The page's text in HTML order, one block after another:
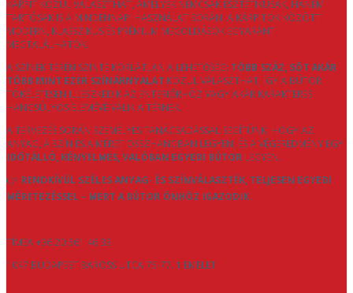
KÁRPIT KÖZÜL VÁLASZTHAT, AMELYEK NEMCSAK ESZTÉTIKUSAK, HANEM
TARTÓSAK IS A MINDENNAPI HASZNÁLAT SORÁN. A KÁRPITOK KÖZÖTT
MODERN, KLASSZIKUS ÉS PRÉMIUM MEGOLDÁSOK EGYARÁNT
MEGTALÁLHATÓK.
A SZÍNEK TERÉN SZINTE KORLÁTLAN A LEHETŐSÉG: TÖBB SZÁZ, SŐT AKÁR
TÖBB MINT EZER SZÍNÁRNYALAT KÖZÜL VÁLASZTHAT, ÍGY A BÚTOR
TÖKÉLETESEN ILLESZKEDIK AZ ENTERIŐRHÖZ VAGY AKÁR KARAKTERES
HANGSÚLYOS ELEMÉVÉ VÁLIK A TÉRNEK.
A TERVEZÉS SORÁN SZEMÉLYES TANÁCSADÁSSAL SEGÍTÜNK, HOGY AZ
ANYAG, A SZÍN ÉS A MÉRET ÖSSZHANGBAN LEGYEN, ÉS A VÉGEREDMÉNY EGY
IDŐTÁLLÓ, KÉNYELMES, VALÓBAN EGYEDI BÚTOR LEGYEN.
👉 RENDKÍVÜL SZÉLES ANYAG- ÉS SZÍNVÁLASZTÉK, TELJESEN EGYEDI
MÉRETEZÉSSEL – MERT A BÚTOR ÖNHÖZ IGAZODIK.
TÍMEA +36 20 561 46 33
1047 BUDAPEST BAROSS UTCA 75-77. 1 EMELET